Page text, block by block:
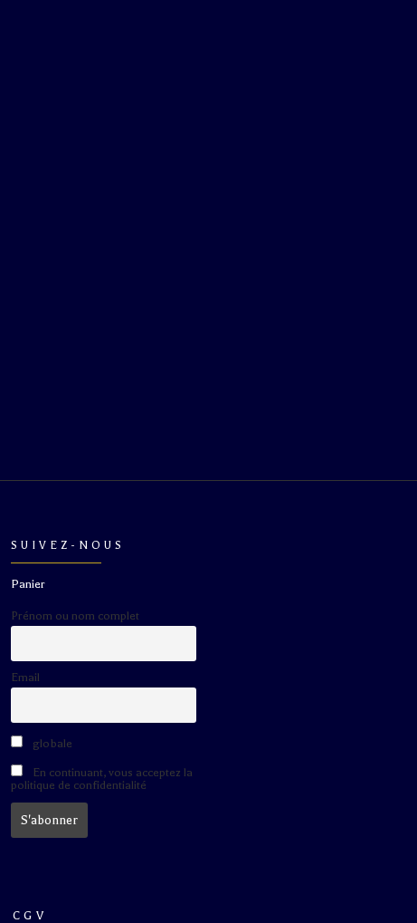
SUIVEZ-NOUS
Panier
Prénom ou nom complet
Email
globale
En continuant, vous acceptez la
politique de confidentialité
CGV